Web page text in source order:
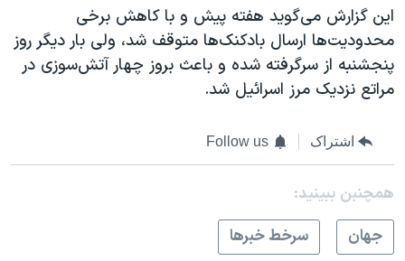
این گزارش می‌گوید هفته پیش و با کاهش برخی
محدودیت‌ها ارسال بادکنک‌ها متوقف شد، ولی بار دیگر روز
پنجشنبه از سرگرفته شده و باعث بروز چهار آتش‌سوزی در
مراتع نزدیک مرز اسرائیل شد.
اشتراک Follow us
همچنبن ببینید:
جهان
سرخط خبرها